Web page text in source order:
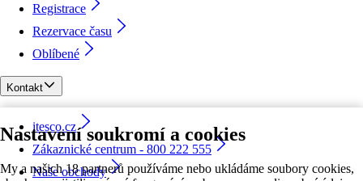
Nastavení soukromí a cookies
My a našich 18 partnerů používáme nebo ukládáme soubory cookies,
Registrace
Rezervace času
Oblíbené
Kontakt
itesco.cz
Zákaznické centrum - 800 222 555
Naše obchody